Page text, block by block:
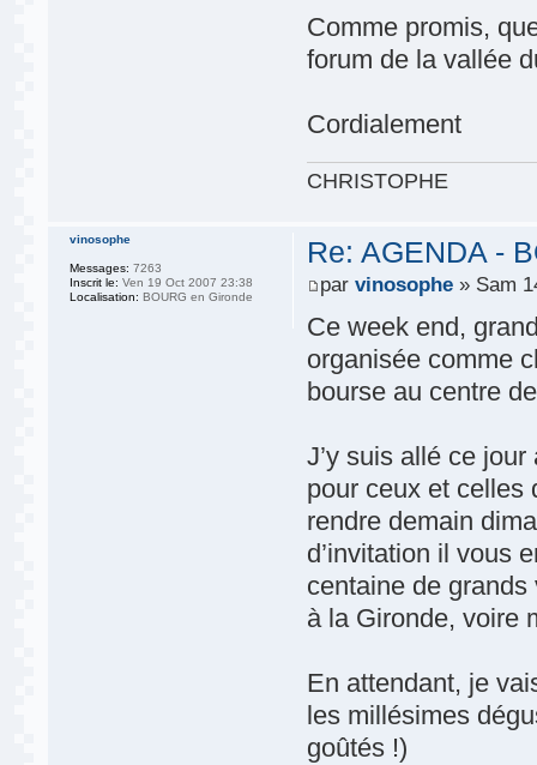
Comme promis,
forum de la vallée
Cordialement
CHRISTOPHE
Re: AGENDA -
parvinosophe » Sam
Ce week end,
organisée comme
bourse au centre
J’y suis allé ce
pour ceux et celles
rendre demain
d’invitation il vous
centaine de
à la Gironde, voire
En attendant, je
les millésimes
goûtés !)
vinosophe
Messages: 7263
Inscrit le: Ven 19 Oct 2007 23:38
Localisation: BOURG en Gironde